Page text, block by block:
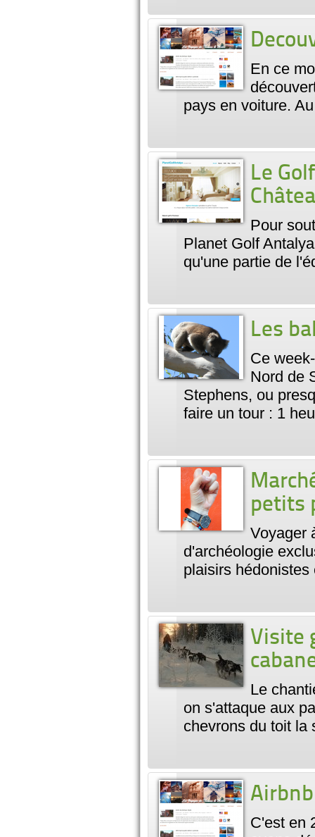
En ce
pays en voiture.
Le
Pour
Planet Golf
qu'une partie de
Les
Ce
Nord de
Stephens, ou
faire un tour : 1
petits
Voyager
d'archéologie
plaisirs
Visite
Le
on s'attaque aux
chevrons du toit
C'est en